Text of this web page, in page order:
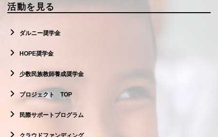
活動を見る
ダルニー奨学金
HOPE奨学金
少数民族教師養成奨学金
プロジェクト TOP
民際サポートプログラム
クラウドファンディング